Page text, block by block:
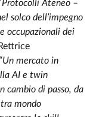
Ateneo –
solco dell’impegno
occupazionali dei
“Un mercato in
AI e twin
cambio di passo, da
mondo